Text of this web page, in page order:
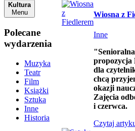
Kultura
Menu
Polecane
wydarzenia
Muzyka
Teatr
Film
Książki
Sztuka
Inne
Historia
Wiosna z
Inne
propozycja
dla
chcą
okazji
Zajęcia
i czerwca.
Czytaj